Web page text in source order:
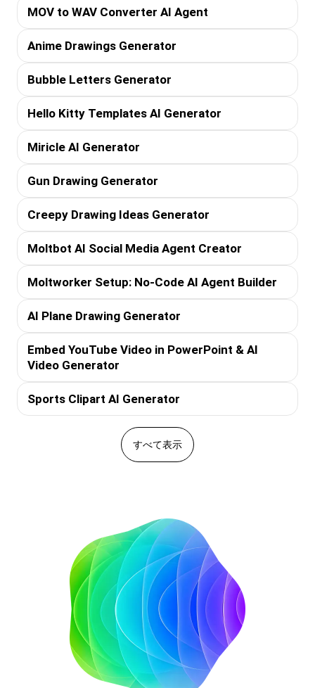
MOV to WAV Converter AI Agent
Anime Drawings Generator
Bubble Letters Generator
Hello Kitty Templates AI Generator
Miricle AI Generator
Gun Drawing Generator
Creepy Drawing Ideas Generator
Moltbot AI Social Media Agent Creator
Moltworker Setup: No-Code AI Agent Builder
AI Plane Drawing Generator
Embed YouTube Video in PowerPoint & AI
Video Generator
Sports Clipart AI Generator
すべて表示